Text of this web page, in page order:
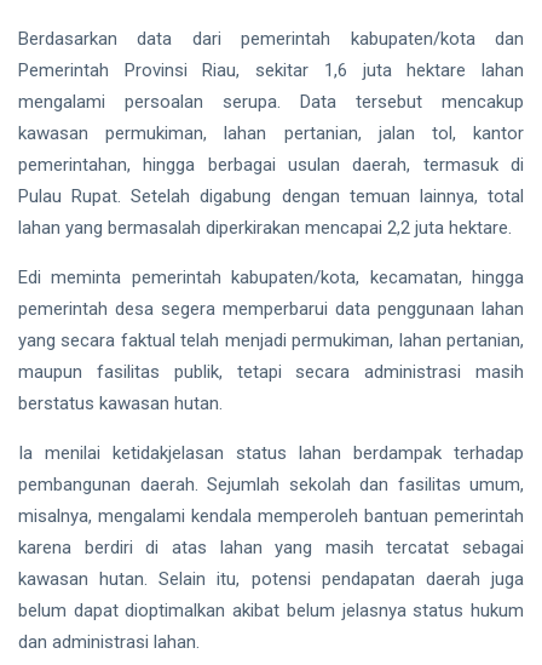
Politik
Berdasarkan data dari pemerintah kabupaten/kota dan
Pemerintah Provinsi Riau, sekitar 1,6 juta hektare lahan
mengalami persoalan serupa. Data tersebut mencakup
kawasan permukiman, lahan pertanian, jalan tol, kantor
pemerintahan, hingga berbagai usulan daerah, termasuk di
Pulau Rupat. Setelah digabung dengan temuan lainnya, total
lahan yang bermasalah diperkirakan mencapai 2,2 juta hektare.
Edi meminta pemerintah kabupaten/kota, kecamatan, hingga
pemerintah desa segera memperbarui data penggunaan lahan
yang secara faktual telah menjadi permukiman, lahan pertanian,
maupun fasilitas publik, tetapi secara administrasi masih
berstatus kawasan hutan.
Ia menilai ketidakjelasan status lahan berdampak terhadap
pembangunan daerah. Sejumlah sekolah dan fasilitas umum,
misalnya, mengalami kendala memperoleh bantuan pemerintah
karena berdiri di atas lahan yang masih tercatat sebagai
kawasan hutan. Selain itu, potensi pendapatan daerah juga
belum dapat dioptimalkan akibat belum jelasnya status hukum
dan administrasi lahan.